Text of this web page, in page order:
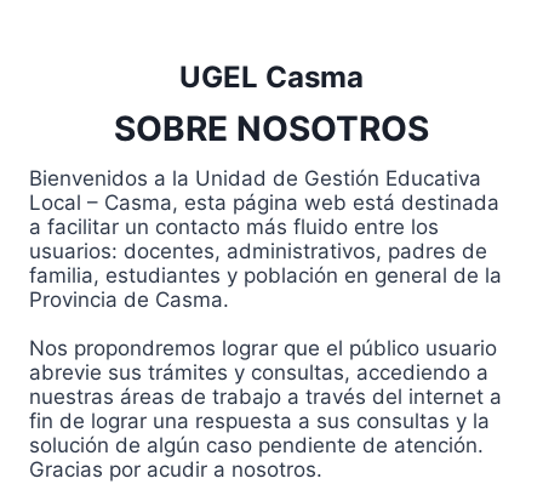
UGEL Casma
SOBRE NOSOTROS
Bienvenidos a la Unidad de Gestión Educativa
Local – Casma, esta página web está destinada
a facilitar un contacto más fluido entre los
usuarios: docentes, administrativos, padres de
familia, estudiantes y población en general de la
Provincia de Casma.
Nos propondremos lograr que el público usuario
abrevie sus trámites y consultas, accediendo a
nuestras áreas de trabajo a través del internet a
fin de lograr una respuesta a sus consultas y la
solución de algún caso pendiente de atención.
Gracias por acudir a nosotros.